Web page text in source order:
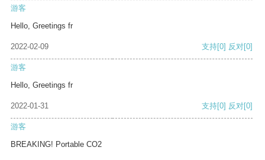
游客
Hello, Greetings fr
2022-02-09 支持[0] 反对[0]
游客
Hello, Greetings fr
2022-01-31 支持[0] 反对[0]
游客
BREAKING! Portable CO2